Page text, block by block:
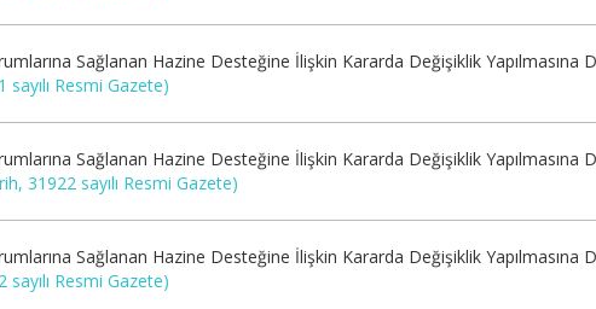
Sağlanan Hazine Desteğine İlişkin Kararda Değişiklik Yapılmasına
Resmi Gazete)
Sağlanan Hazine Desteğine İlişkin Kararda Değişiklik Yapılmasına
31922 sayılı Resmi Gazete)
Sağlanan Hazine Desteğine İlişkin Kararda Değişiklik Yapılmasına
Resmi Gazete)